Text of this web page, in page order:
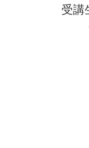
study 4 高齢期の住
10-4-1 高齢期の住ま
受講